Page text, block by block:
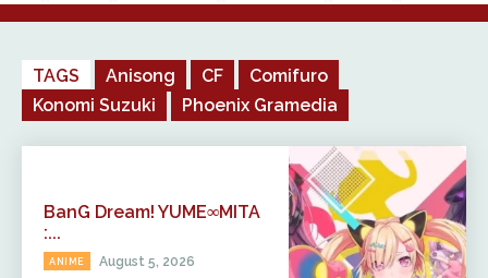
TAGS Anisong CF
Comifuro
Konomi Suzuki
Phoenix Gramedia
BanG Dream! YUME∞MITA
:...
ANIME August 5, 2026